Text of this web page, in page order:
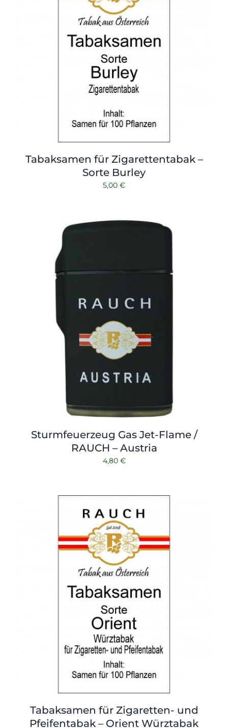
Tabaksamen für Zigarettentabak –
Sorte Burley
5,00 €
Sturmfeuerzeug Gas Jet-Flame /
RAUCH – Austria
4,80 €
Tabaksamen für Zigaretten- und
Pfeifentabak – Orient Würztabak